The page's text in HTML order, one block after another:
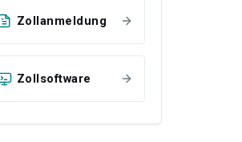
Zollanmeldung
Zollsoftware